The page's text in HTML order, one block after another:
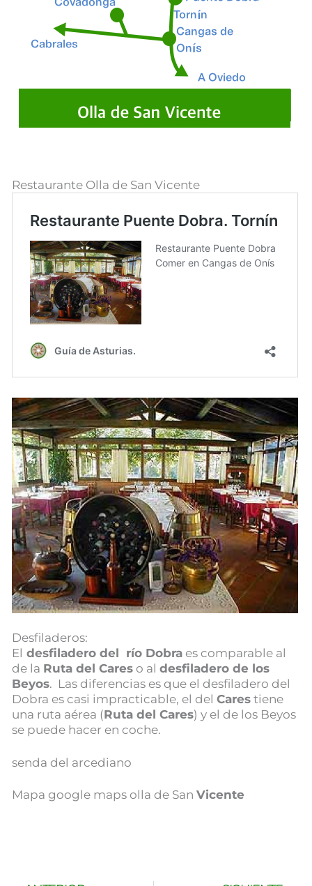
Restaurante Olla de San Vicente
Desfiladeros:
El desfiladero del río Dobra es comparable al
de la Ruta del Cares o al desfiladero de los
Beyos. Las diferencias es que el desfiladero del
Dobra es casi impracticable, el del Cares tiene
una ruta aérea (Ruta del Cares) y el de los Beyos
se puede hacer en coche.
senda del arcediano
Mapa google maps olla de San Vicente